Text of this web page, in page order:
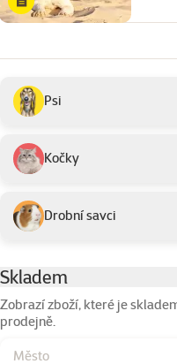
Podkategorie
Psi
Kočky
Drobní savci
Parametrický filtr
Skladem
Zobrazí zboží, které je
prodejně.